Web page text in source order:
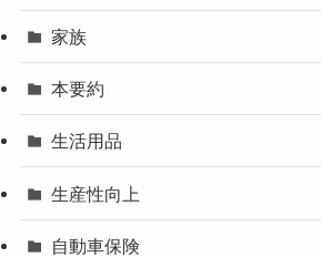
家族
本要約
生活用品
生産性向上
自動車保険